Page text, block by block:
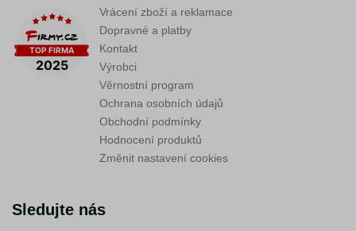
Vrácení zboží a reklamace
Dopravné a platby
Kontakt
Výrobci
Věrnostní program
Ochrana osobních údajů
Obchodní podmínky
Hodnocení produktů
Změnit nastavení cookies
Sledujte nás